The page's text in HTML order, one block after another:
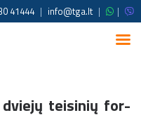
41444 | info@tga.lt | |
dvie­jų tei­si­nių for­